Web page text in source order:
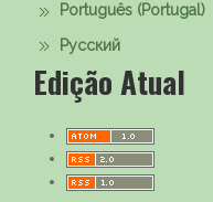
Português (Portugal)
Русский
Edição Atual